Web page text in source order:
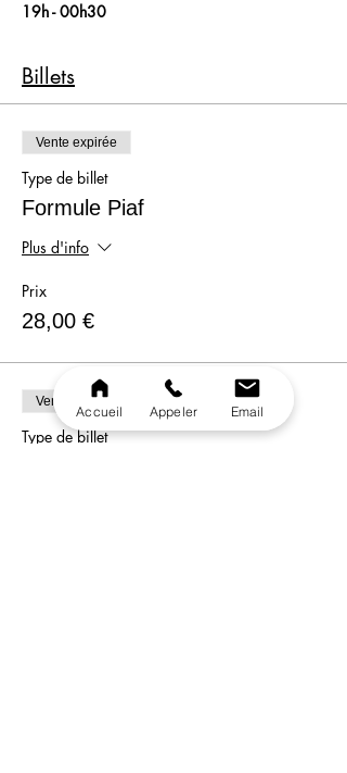
19h - 00h30
Billets
Vente expirée
Type de billet
Formule Piaf
Plus d'info
Prix
28,00 €
Vente expirée
Type de billet
Accueil Appeler Email